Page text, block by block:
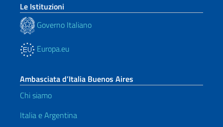
Le Istituzioni
Governo Italiano
Europa.eu
Ambasciata d’Italia Buenos Aires
Chi siamo
Italia e Argentina